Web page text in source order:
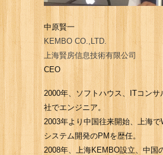
中原賢一
KEMBO CO.,LTD.
上海賢房信息技術有限公司
CEO
2000年、ソフトハウス、ITコンサ
社でエンジニア。
2003年より中国往来開始、上海
システム開発のPMを歴任。
2008年、上海KEMBO設立、中国